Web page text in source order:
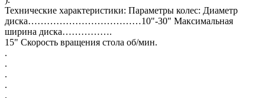
Технические характеристики: Параметры колес: Диаметр
диска………………………………10"-30" Максимальная
ширина диска…………….
15" Скорость вращения стола об/мин.
.
.
.
.
.